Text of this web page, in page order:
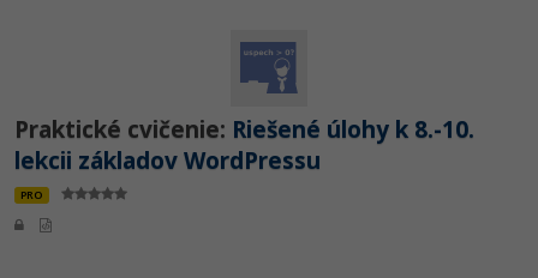
Praktické cvičenie: Riešené úlohy k 8.-10.
lekcii základov WordPressu
PRO